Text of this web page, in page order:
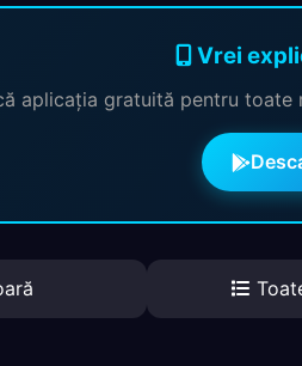
Vrei
aplicația gratuită pentru toate